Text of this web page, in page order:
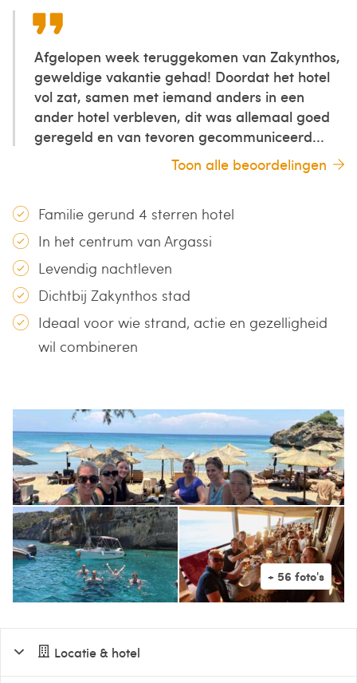
Afgelopen week teruggekomen van Zakynthos,
geweldige vakantie gehad! Doordat het hotel
vol zat, samen met iemand anders in een
ander hotel verbleven, dit was allemaal goed
geregeld en van tevoren gecommuniceerd...
Toon alle beoordelingen
Familie gerund 4 sterren hotel
In het centrum van Argassi
Levendig nachtleven
Dichtbij Zakynthos stad
Ideaal voor wie strand, actie en gezelligheid
wil combineren
Locatie & hotel